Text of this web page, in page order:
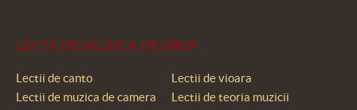
LECTII DE MUZICA DE GRUP
Lectii de canto
Lectii de vioara
Lectii de muzica de camera
Lectii de teoria muzicii